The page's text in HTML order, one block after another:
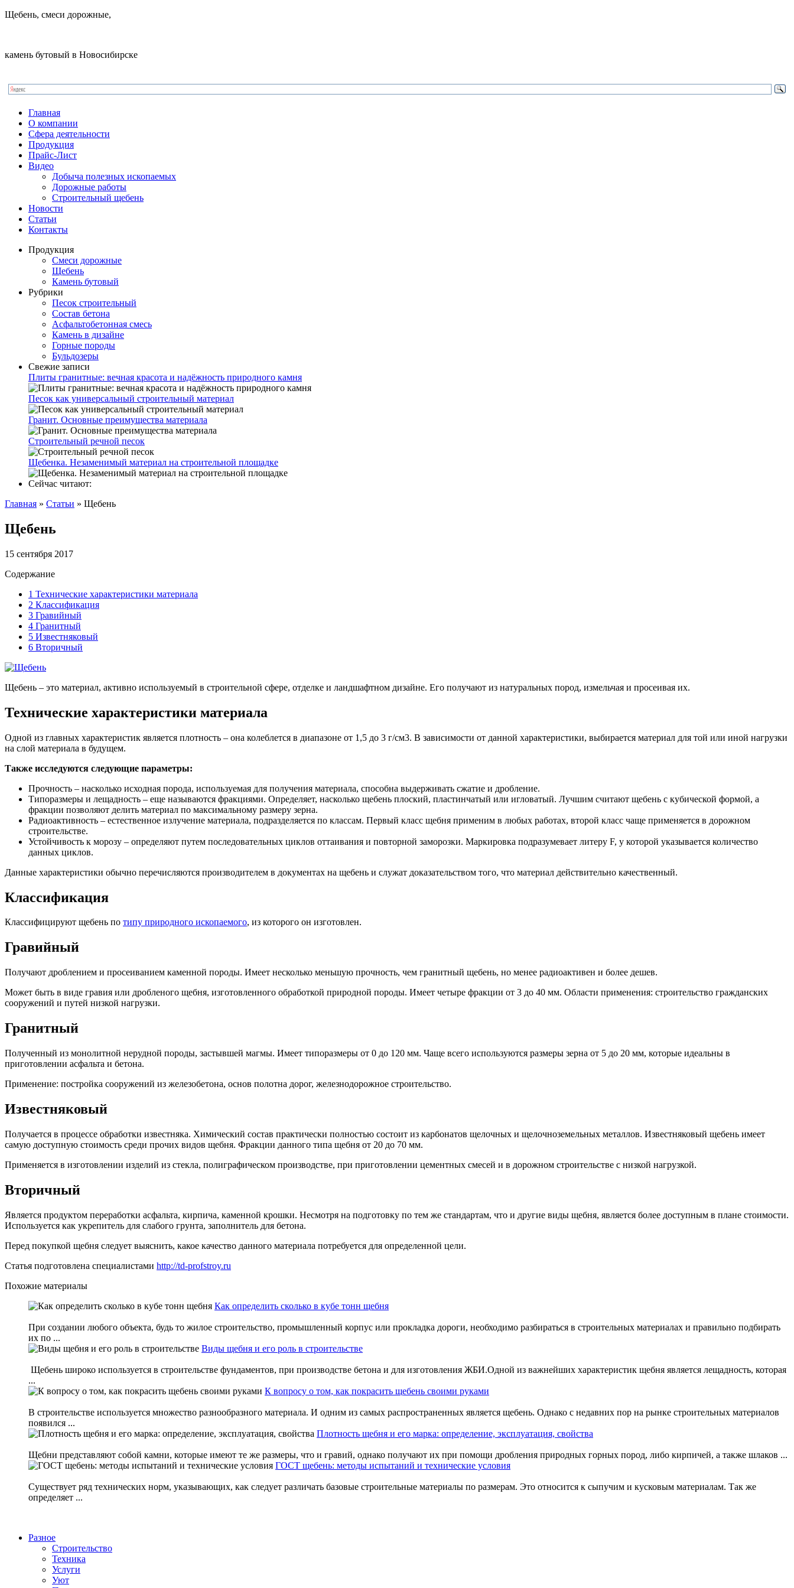
Щебень, смеси дорожные,
камень бутовый в Новосибирске
Главная
О компании
Сфера деятельности
Продукция
Прайс-Лист
Видео
Добыча полезных ископаемых
Дорожные работы
Строительный щебень
Новости
Статьи
Контакты
Продукция
Смеси дорожные
Щебень
Камень бутовый
Рубрики
Песок строительный
Состав бетона
Асфальтобетонная смесь
Камень в дизайне
Горные породы
Бульдозеры
Свежие записи
Плиты гранитные: вечная красота и надёжность природного камня
Песок как универсальный строительный материал
Гранит. Основные преимущества материала
Строительный речной песок
Щебенка. Незаменимый материал на строительной площадке
Сейчас читают:
Главная » Статьи » Щебень
Щебень
15 сентября 2017
Содержание
1 Технические характеристики материала
2 Классификация
3 Гравийный
4 Гранитный
5 Известняковый
6 Вторичный
Щебень – это материал, активно используемый в строительной сфере, отделке и ландшафтном дизайне. Его получают из натуральных пород, измельчая и просеивая их.
Технические характеристики материала
Одной из главных характеристик является плотность – она колеблется в диапазоне от 1,5 до 3 г/см3. В зависимости от данной характеристики, выбирается материал для той или иной нагрузки
на слой материала в будущем.
Также исследуются следующие параметры:
Прочность – насколько исходная порода, используемая для получения материала, способна выдерживать сжатие и дробление.
Типоразмеры и лещадность – еще называются фракциями. Определяет, насколько щебень плоский, пластинчатый или игловатый. Лучшим считают щебень с кубической формой, а
фракции позволяют делить материал по максимальному размеру зерна.
Радиоактивность – естественное излучение материала, подразделяется по классам. Первый класс щебня применим в любых работах, второй класс чаще применяется в дорожном
строительстве.
Устойчивость к морозу – определяют путем последовательных циклов оттаивания и повторной заморозки. Маркировка подразумевает литеру F, у которой указывается количество
данных циклов.
Данные характеристики обычно перечисляются производителем в документах на щебень и служат доказательством того, что материал действительно качественный.
Классификация
Классифицируют щебень по типу природного ископаемого, из которого он изготовлен.
Гравийный
Получают дроблением и просеиванием каменной породы. Имеет несколько меньшую прочность, чем гранитный щебень, но менее радиоактивен и более дешев.
Может быть в виде гравия или дробленого щебня, изготовленного обработкой природной породы. Имеет четыре фракции от 3 до 40 мм. Области применения: строительство гражданских
сооружений и путей низкой нагрузки.
Гранитный
Полученный из монолитной нерудной породы, застывшей магмы. Имеет типоразмеры от 0 до 120 мм. Чаще всего используются размеры зерна от 5 до 20 мм, которые идеальны в
приготовлении асфальта и бетона.
Применение: постройка сооружений из железобетона, основ полотна дорог, железнодорожное строительство.
Известняковый
Получается в процессе обработки известняка. Химический состав практически полностью состоит из карбонатов щелочных и щелочноземельных металлов. Известняковый щебень имеет
самую доступную стоимость среди прочих видов щебня. Фракции данного типа щебня от 20 до 70 мм.
Применяется в изготовлении изделий из стекла, полиграфическом производстве, при приготовлении цементных смесей и в дорожном строительстве с низкой нагрузкой.
Вторичный
Является продуктом переработки асфальта, кирпича, каменной крошки. Несмотря на подготовку по тем же стандартам, что и другие виды щебня, является более доступным в плане стоимости.
Используется как укрепитель для слабого грунта, заполнитель для бетона.
Перед покупкой щебня следует выяснить, какое качество данного материала потребуется для определенной цели.
Статья подготовлена специалистами http://td-profstroy.ru
Похожие материалы
Как определить сколько в кубе тонн щебня
При создании любого объекта, будь то жилое строительство, промышленный корпус или прокладка дороги, необходимо разбираться в строительных материалах и правильно подбирать
их по ...
Виды щебня и его роль в строительстве
Щебень широко используется в строительстве фундаментов, при производстве бетона и для изготовления ЖБИ.Одной из важнейших характеристик щебня является лещадность, которая
...
К вопросу о том, как покрасить щебень своими руками
В строительстве используется множество разнообразного материала. И одним из самых распространенных является щебень. Однако с недавних пор на рынке строительных материалов
появился ...
Плотность щебня и его марка: определение, эксплуатация, свойства
Щебни представляют собой камни, которые имеют те же размеры, что и гравий, однако получают их при помощи дробления природных горных пород, либо кирпичей, а также шлаков ...
ГОСТ щебень: методы испытаний и технические условия
Существует ряд технических норм, указывающих, как следует различать базовые строительные материалы по размерам. Это относится к сыпучим и кусковым материалам. Так же
определяет ...
Разное
Строительство
Техника
Услуги
Уют